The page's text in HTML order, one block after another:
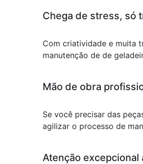
Chega de stress, só
Com criatividade e muita
manutenção de de
Mão de obra
Se você precisar das
agilizar o processo de
Atenção